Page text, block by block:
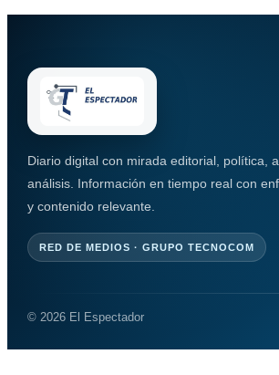
Diario digital con mirada editorial, política,
análisis. Información en tiempo real con
y contenido relevante.
RED DE MEDIOS · GRUPO TECNOCOM
© 2026 El Espectador